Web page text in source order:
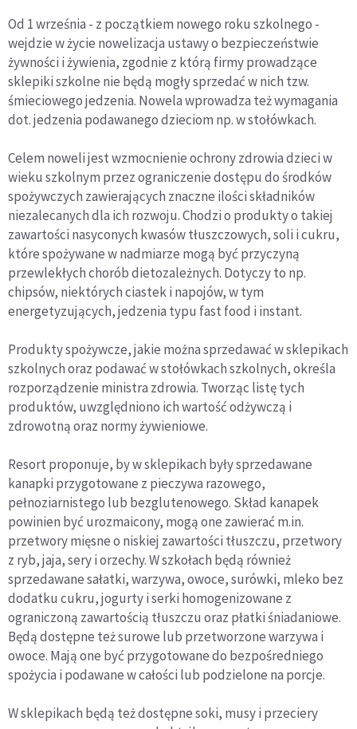
Od 1 września - z początkiem nowego roku szkolnego -
wejdzie w życie nowelizacja ustawy o bezpieczeństwie
żywności i żywienia, zgodnie z którą firmy prowadzące
sklepiki szkolne nie będą mogły sprzedać w nich tzw.
śmieciowego jedzenia. Nowela wprowadza też wymagania
dot. jedzenia podawanego dzieciom np. w stołówkach.
Celem noweli jest wzmocnienie ochrony zdrowia dzieci w
wieku szkolnym przez ograniczenie dostępu do środków
spożywczych zawierających znaczne ilości składników
niezalecanych dla ich rozwoju. Chodzi o produkty o takiej
zawartości nasyconych kwasów tłuszczowych, soli i cukru,
które spożywane w nadmiarze mogą być przyczyną
przewlekłych chorób dietozależnych. Dotyczy to np.
chipsów, niektórych ciastek i napojów, w tym
energetyzujących, jedzenia typu fast food i instant.
Produkty spożywcze, jakie można sprzedawać w sklepikach
szkolnych oraz podawać w stołówkach szkolnych, określa
rozporządzenie ministra zdrowia. Tworząc listę tych
produktów, uwzględniono ich wartość odżywczą i
zdrowotną oraz normy żywieniowe.
Resort proponuje, by w sklepikach były sprzedawane
kanapki przygotowane z pieczywa razowego,
pełnoziarnistego lub bezglutenowego. Skład kanapek
powinien być urozmaicony, mogą one zawierać m.in.
przetwory mięsne o niskiej zawartości tłuszczu, przetwory
z ryb, jaja, sery i orzechy. W szkołach będą również
sprzedawane sałatki, warzywa, owoce, surówki, mleko bez
dodatku cukru, jogurty i serki homogenizowane z
ograniczoną zawartością tłuszczu oraz płatki śniadaniowe.
Będą dostępne też surowe lub przetworzone warzywa i
owoce. Mają one być przygotowane do bezpośredniego
spożycia i podawane w całości lub podzielone na porcje.
W sklepikach będą też dostępne soki, musy i przeciery